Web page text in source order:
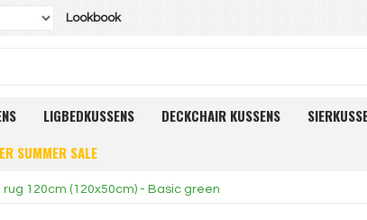
Lookbook
LIGBEDKUSSENS DECKCHAIR KUSSENS
SUMMER SALE
rug 120cm (120x50cm) - Basic green